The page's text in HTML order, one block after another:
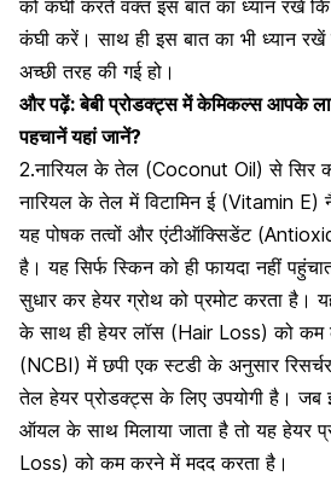
को कंघी करते वक्त इस बात का ध्यान रखें कि
कंघी करें।साथ ही इस बात का भी ध्यान
अच्छी तरह की गई हो।
और पढ़ें:बेबी प्रोडक्ट्स में केमिकल्स आपके
पहचानें यहां जानें?
2.नारियल के तेल (Coconut Oil) से सिर
नारियल के तेल में विटामिन ई (Vitamin E)
यह पोषक तत्वों और एंटीऑक्सिडेंट
है। यह सिर्फ स्किन को ही फायदा नहीं
सुधार कर हेयर ग्रोथ को प्रमोट करता है।
के साथ ही हेयर लॉस (Hair Loss) को कम
(NCBI) में छपी एक स्टडी के अनुसार
तेल हेयर प्रोडक्ट्स के लिए उपयोगी है।
ऑयल के साथ मिलाया जाता है तो यह हेयर
Loss) को कम करने में मदद करता है।